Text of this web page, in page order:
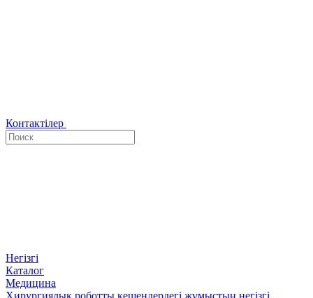
Контактілер
Негізгі
Каталог
Медицина
Хирургиялық роботты кешендердегі жұмыстың негізгі